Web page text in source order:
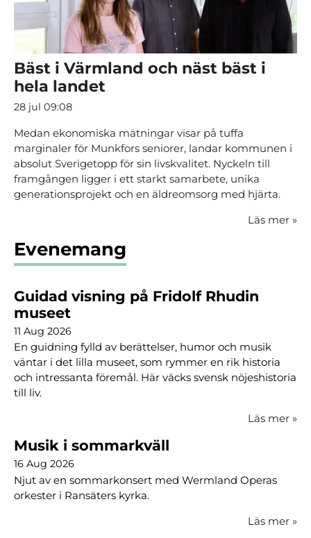
Bäst i Värmland och näst bäst i
hela landet
28 jul 09:08
Medan ekonomiska mätningar visar på tuffa
marginaler för Munkfors seniorer, landar kommunen i
absolut Sverigetopp för sin livskvalitet. Nyckeln till
framgången ligger i ett starkt samarbete, unika
generationsprojekt och en äldreomsorg med hjärta.
Läs mer »
Evenemang
Guidad visning på Fridolf Rhudin
museet
11 Aug 2026
En guidning fylld av berättelser, humor och musik
väntar i det lilla museet, som rymmer en rik historia
och intressanta föremål. Här väcks svensk nöjeshistoria
till liv.
Läs mer »
Musik i sommarkväll
16 Aug 2026
Njut av en sommarkonsert med Wermland Operas
orkester i Ransäters kyrka.
Läs mer »